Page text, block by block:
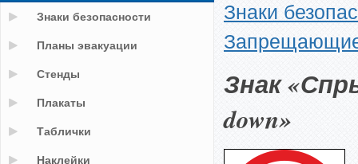
Знаки
Знак
down»
Знаки безопасности
Планы эвакуации
Стенды
Плакаты
Таблички
Наклейки